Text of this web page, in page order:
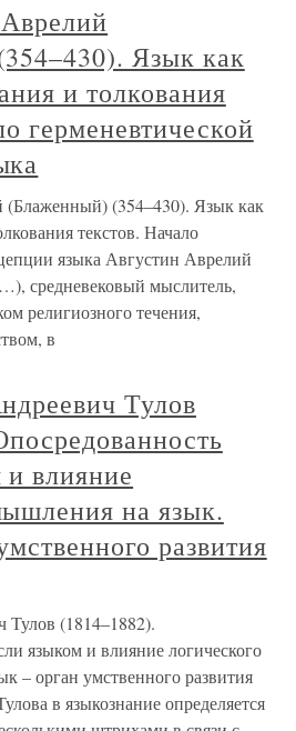
Язык как
и толкования
герменевтической
(Блаженный) (354–430). Язык как
текстов. Начало
языка Августин Аврелий
средневековый мыслитель,
религиозного течения,
в
Тулов
влияние
на язык.
развития
(1814–1882).
языком и влияние логического
– орган умственного развития
в языкознание определяется